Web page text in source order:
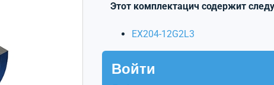
Этот комплектацич содержит
EX204-12G2L3
Войти